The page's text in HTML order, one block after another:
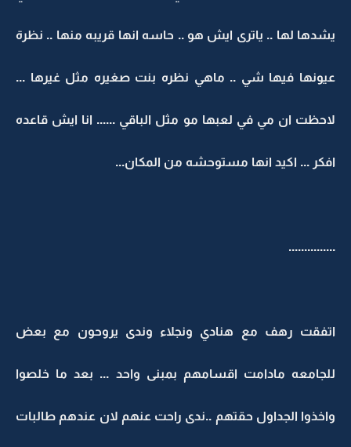
يشدها لها .. ياترى ايش هو .. حاسه انها قريبه منها .. نظرة
عيونها فيها شي .. ماهي نظره بنت صغيره مثل غيرها ...
لاحظت ان مي في لعبها مو مثل الباقي ...... انا ايش قاعده
افكر ... اكيد انها مستوحشه من المكان...
...............
اتفقت رهف مع هنادي ونجلاء وندى يروحون مع بعض
للجامعه مادامت اقسامهم بمبنى واحد ... بعد ما خلصوا
واخذوا الجداول حقتهم ..ندى راحت عنهم لان عندهم طالبات